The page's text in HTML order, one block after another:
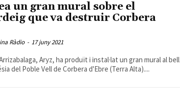
un gran mural sobre el
que va destruir Corbera
Ràdio - 17 juny 2021
Aryz, ha produït i instal·lat un gran mural al bell
del Poble Vell de Corbera d'Ebre (Terra Alta)....